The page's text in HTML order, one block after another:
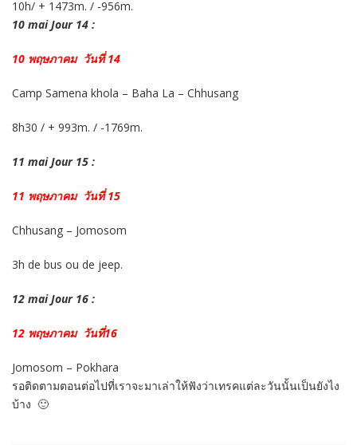
10h/ + 1473m. / -956m.
10 mai Jour 14 :
10 พฤษภาคม วันที่ 14
Camp Samena khola – Baha La – Chhusang
8h30 / + 993m. / -1769m.
11 mai Jour 15 :
11 พฤษภาคม วันที่ 15
Chhusang – Jomosom
3h de bus ou de jeep.
12 mai Jour 16 :
12 พฤษภาคม วันที่16
Jomosom – Pokhara
รอติดตามตอนต่อไปที่เราจะมาเล่าให้ฟังว่าเทรคแต่ละวันนั้นเป็นยังไง
บ้าง 🙂